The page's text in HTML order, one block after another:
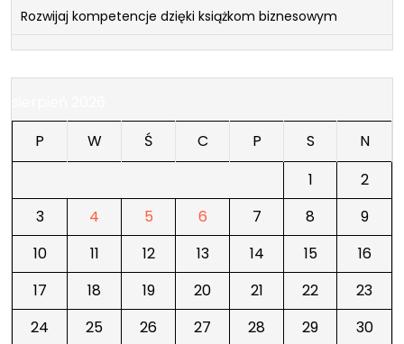
Rozwijaj kompetencje dzięki książkom biznesowym
P
W Ś C P S
N
1
2
3
4 5 6 7 8
9
10
11 12 13 14 15
16
17
18 19 20 21 22
23
24
25 26 27 28 29
30